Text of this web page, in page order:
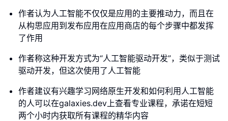
作者认为人工智能不仅仅是应用的主要推动力，而且在
从构思应用到发布应用在应用商店的每个步骤中都发挥
了作用
作者称这种开发方式为“人工智能驱动开发”，类似于测试
驱动开发，但这次使用了人工智能
作者建议有兴趣学习网络原生开发和如何利用人工智能
的人可以在galaxies.dev上查看专业课程，承诺在短短
两个小时内获取所有课程的精华内容